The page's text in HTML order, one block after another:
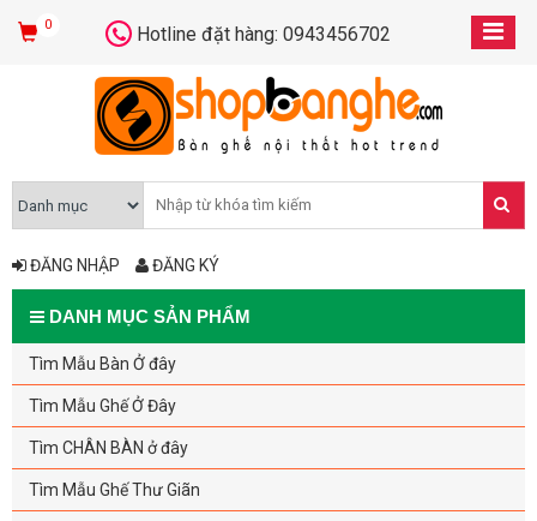
0 Hotline đặt hàng: 0943456702
ĐĂNG NHẬP ĐĂNG KÝ
DANH MỤC SẢN PHẨM
Tìm Mẫu Bàn Ở đây
Tìm Mẫu Ghế Ở Đây
Tìm CHÂN BÀN ở đây
Tìm Mẫu Ghế Thư Giãn